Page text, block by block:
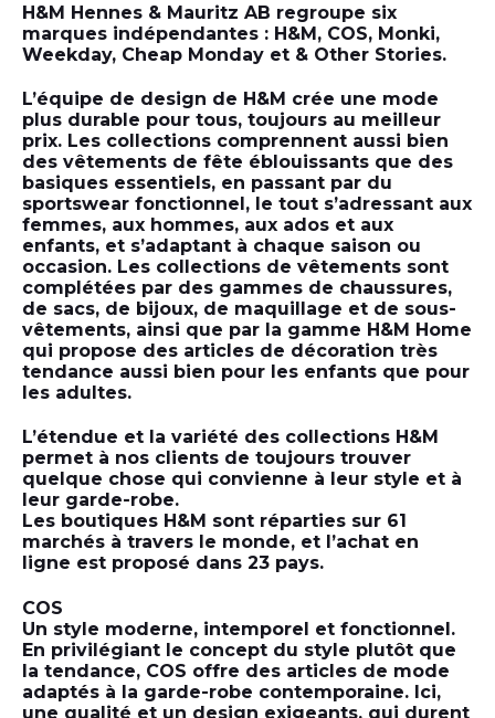
H&M Hennes & Mauritz AB regroupe six
marques indépendantes : H&M, COS, Monki,
Weekday, Cheap Monday et & Other Stories.
L’équipe de design de H&M crée une mode
plus durable pour tous, toujours au meilleur
prix. Les collections comprennent aussi bien
des vêtements de fête éblouissants que des
basiques essentiels, en passant par du
sportswear fonctionnel, le tout s’adressant aux
femmes, aux hommes, aux ados et aux
enfants, et s’adaptant à chaque saison ou
occasion. Les collections de vêtements sont
complétées par des gammes de chaussures,
de sacs, de bijoux, de maquillage et de sous-
vêtements, ainsi que par la gamme H&M Home
qui propose des articles de décoration très
tendance aussi bien pour les enfants que pour
les adultes.
L’étendue et la variété des collections H&M
permet à nos clients de toujours trouver
quelque chose qui convienne à leur style et à
leur garde-robe.
Les boutiques H&M sont réparties sur 61
marchés à travers le monde, et l’achat en
ligne est proposé dans 23 pays.
COS
Un style moderne, intemporel et fonctionnel.
En privilégiant le concept du style plutôt que
la tendance, COS offre des articles de mode
adaptés à la garde-robe contemporaine. Ici,
une qualité et un design exigeants, qui durent